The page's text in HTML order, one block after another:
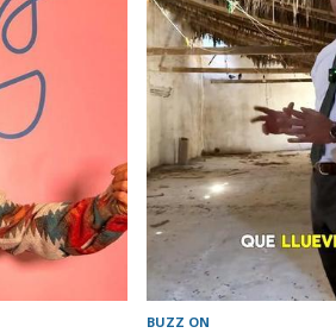
BUZZ ON